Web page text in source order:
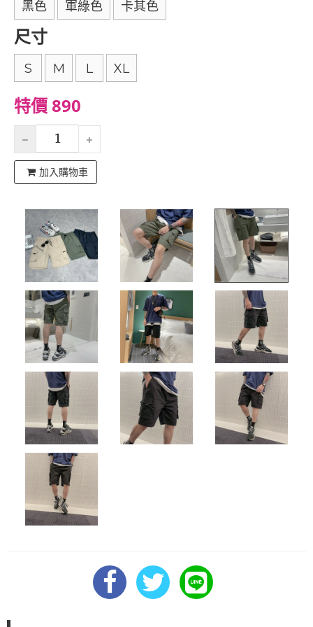
黑色 軍綠色 卡其色
尺寸
S M L XL
特價 890
加入購物車